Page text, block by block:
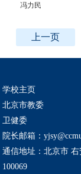
冯力民
上一页
学校主页
北京市教委
卫健委
院长邮箱：
通信地址：北京市
100069